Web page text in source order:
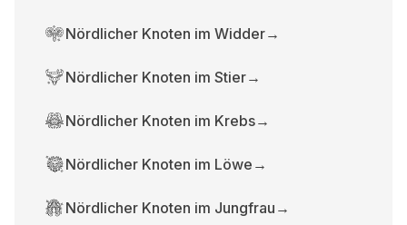
Nördlicher Knoten im Widder→
Nördlicher Knoten im Stier→
Nördlicher Knoten im Krebs→
Nördlicher Knoten im Löwe →
Nördlicher Knoten im Jungfrau →